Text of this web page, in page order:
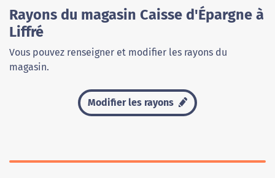
Rayons du magasin Caisse d'Épargne à
Liffré
Vous pouvez renseigner et modifier les rayons du
magasin.
Modifier les rayons